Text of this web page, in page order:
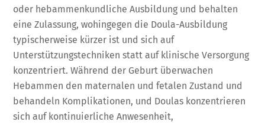
oder hebammenkundliche Ausbildung und behalten
eine Zulassung, wohingegen die Doula-Ausbildung
typischerweise kürzer ist und sich auf
Unterstützungstechniken statt auf klinische Versorgung
konzentriert. Während der Geburt überwachen
Hebammen den maternalen und fetalen Zustand und
behandeln Komplikationen, und Doulas konzentrieren
sich auf kontinuierliche Anwesenheit,